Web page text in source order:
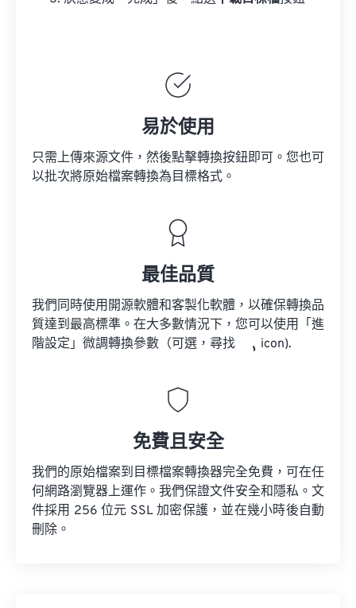
易於使用
只需上傳來源文件，然後點擊轉換按鈕即可。您也可
以批次將原始檔案轉換為目標格式。
最佳品質
我們同時使用開源軟體和客製化軟體，以確保轉換品
質達到最高標準。在大多數情況下，您可以使用「進
階設定」微調轉換參數（可選，尋找
icon).
免費且安全
我們的原始檔案到目標檔案轉換器完全免費，可在任
何網路瀏覽器上運作。我們保證文件安全和隱私。文
件採用 256 位元 SSL 加密保護，並在幾小時後自動
刪除。